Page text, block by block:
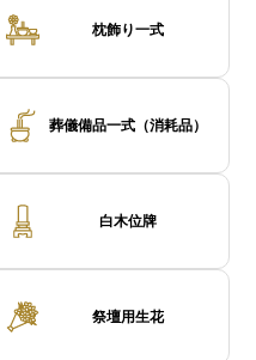
枕飾り一式
葬儀備品一式（消耗品）
白木位牌
祭壇用生花